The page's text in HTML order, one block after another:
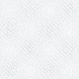
γύρο του
Παγκόσμιας
η απόφαση Ο
την